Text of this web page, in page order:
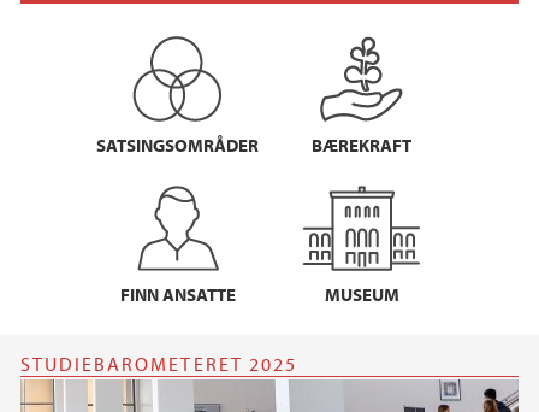
SATSINGSOMRÅDER BÆREKRAFT
FINN ANSATTE MUSEUM
STUDIEBAROMETERET 2025